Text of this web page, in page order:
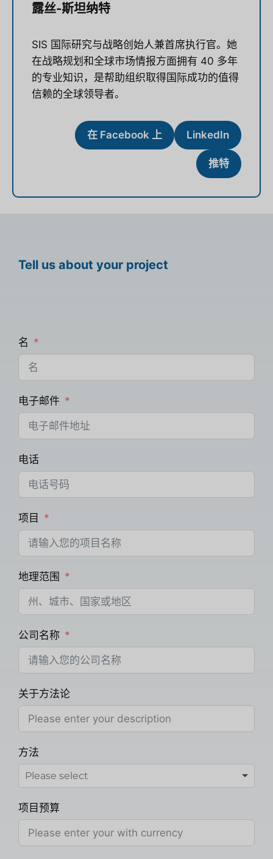
露丝-斯坦纳特
SIS 国际研究与战略创始人兼首席执行官。她
在战略规划和全球市场情报方面拥有 40 多年
的专业知识，是帮助组织取得国际成功的值得
信赖的全球领导者。
在 Facebook 上 LinkedIn
推特
Tell us about your project
名
电子邮件
电话
项目
地理范围
公司名称
关于方法论
方法
项目预算